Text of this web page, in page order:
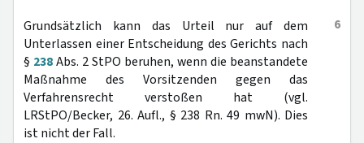
6
Grundsätzlich kann das Urteil nur auf dem
Unterlassen einer Entscheidung des Gerichts nach
§ 238Abs. 2 StPO beruhen, wenn die beanstandete
Maßnahme des Vorsitzenden gegen das
Verfahrensrecht verstoßen hat (vgl.
LRStPO/Becker, 26. Aufl., § 238 Rn. 49 mwN). Dies
ist nicht der Fall.